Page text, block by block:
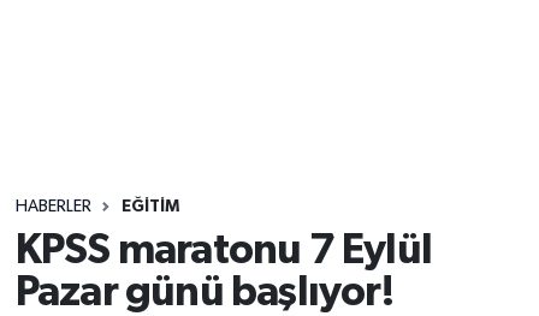
HABERLER EĞITIM
KPSS maratonu 7 Eylül
Pazar günü başlıyor!
Yaşam